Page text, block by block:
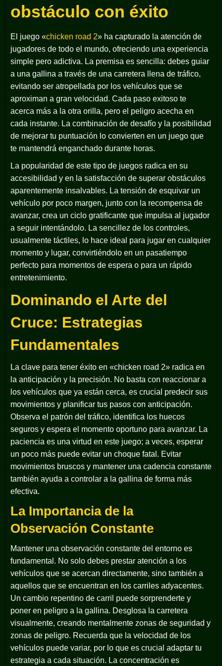
obstáculo con éxito
El juego «chicken road 2» ha capturado la atención de
jugadores de todo el mundo, ofreciendo una experiencia
simple pero adictiva. La premisa es sencilla: debes guiar
a una gallina a través de una carretera llena de tráfico,
evitando ser atropellada por los vehículos que se
aproximan a gran velocidad. Cada paso exitoso te
acerca más a la otra orilla, pero el peligro acecha en
cada instante. La combinación de desafío y la posibilidad
de mejorar tu puntuación lo convierten en un juego que
te mantendrá enganchado durante horas.
La popularidad de este tipo de juegos radica en su
accesibilidad y en la satisfacción de superar obstáculos
aparentemente insalvables. La tensión de esquivar un
vehículo por poco margen, junto con la recompensa de
avanzar, crea un ciclo gratificante que impulsa al jugador
a seguir intentándolo. La sencillez de los controles,
usualmente táctiles, lo hace ideal para jugar en cualquier
momento y lugar, convirtiéndolo en un pasatiempo
perfecto para momentos de espera o para un rápido
entretenimiento.
Dominando el Arte del
Cruce: Estrategias
Fundamentales
La clave para tener éxito en «chicken road 2» radica en
la anticipación y la precisión. No basta con reaccionar a
los vehículos que ya están cerca, es crucial predecir sus
movimientos y planificar tus pasos con anticipación.
Observa el patrón del tráfico, identifica los huecos
seguros y espera el momento oportuno para avanzar. La
paciencia es una virtud en este juego; a veces, esperar
un poco más puede evitar un choque fatal. Evitar
movimientos bruscos y mantener una cadencia constante
también ayuda a controlar a la gallina de forma más
efectiva.
La Importancia de la
Observación Constante
Mantener una observación constante del entorno es
fundamental. No solo debes prestar atención a los
vehículos que se acercan directamente, sino también a
aquellos que se encuentran en los carriles adyacentes.
Un cambio repentino de carril puede sorprenderte y
poner en peligro a la gallina. Desglosa la carretera
visualmente, creando mentalmente zonas de seguridad y
zonas de peligro. Recuerda que la velocidad de los
vehículos puede variar, por lo que es crucial adaptar tu
estrategia a cada situación. La concentración es